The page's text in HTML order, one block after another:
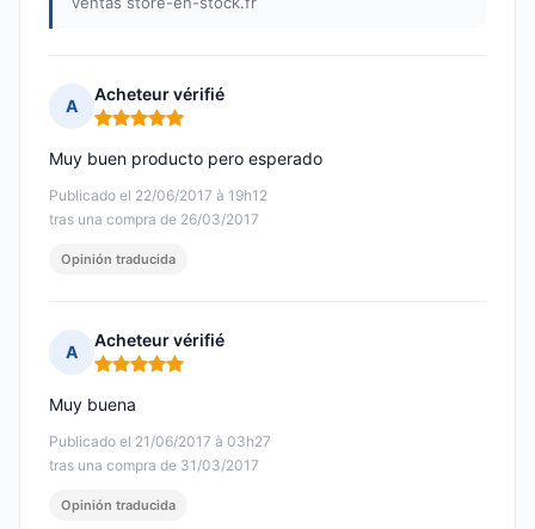
A
Acheteur vérifié
Nota: 5 de 5
Publicado el 22/06/2017 à 19h12
tras una compra de 26/03/2017
Muy buen producto pero esperado
Opinión traducida
A
Acheteur vérifié
Nota: 5 de 5
Publicado el 21/06/2017 à 03h27
tras una compra de 31/03/2017
Muy buena
Opinión traducida